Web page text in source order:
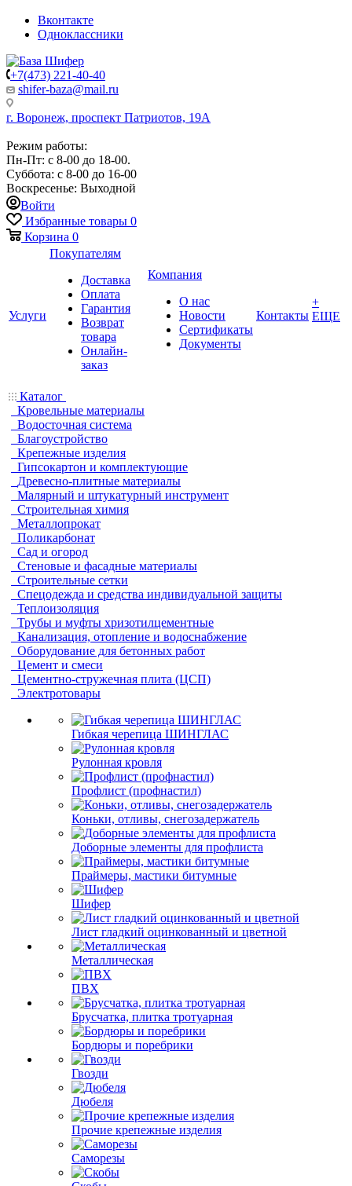
Вконтакте
Одноклассники
+7(473) 221-40-40
shifer-baza@mail.ru
г. Воронеж, проспект Патриотов, 19А
Режим работы:
Пн-Пт: с 8-00 до 18-00.
Суббота: с 8-00 до 16-00
Воскресенье: Выходной
Войти
Избранные товары 0
Корзина 0
Услуги
Покупателям
Доставка
Оплата
Гарантия
Возврат
товара
Онлайн-
заказ
Компания
О нас
Новости
Сертификаты
Документы
Контакты
+
ЕЩЕ
Каталог
Кровельные материалы
Водосточная система
Благоустройство
Крепежные изделия
Гипсокартон и комплектующие
Древесно-плитные материалы
Малярный и штукатурный инструмент
Строительная химия
Металлопрокат
Поликарбонат
Сад и огород
Стеновые и фасадные материалы
Строительные сетки
Спецодежда и средства индивидуальной защиты
Теплоизоляция
Трубы и муфты хризотилцементные
Канализация, отопление и водоснабжение
Оборудование для бетонных работ
Цемент и смеси
Цементно-стружечная плита (ЦСП)
Электротовары
Гибкая черепица ШИНГЛАС
Рулонная кровля
Профлист (профнастил)
Коньки, отливы, снегозадержатель
Доборные элементы для профлиста
Праймеры, мастики битумные
Шифер
Лист гладкий оцинкованный и цветной
Металлическая
ПВХ
Брусчатка, плитка тротуарная
Бордюры и поребрики
Гвозди
Дюбеля
Прочие крепежные изделия
Саморезы